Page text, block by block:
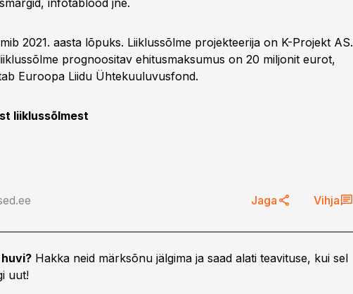
infotablood jne.
2021. aasta lõpuks. Liiklussõlme projekteerija on K-Projekt AS.
prognoositav ehitusmaksumus on 20 miljonit eurot,
Euroopa Liidu Ühtekuuluvusfond.
liiklussõlmest
Jaga Vihja
Hakka neid märksõnu jälgima ja saad alati teavituse, kui sel
uut!